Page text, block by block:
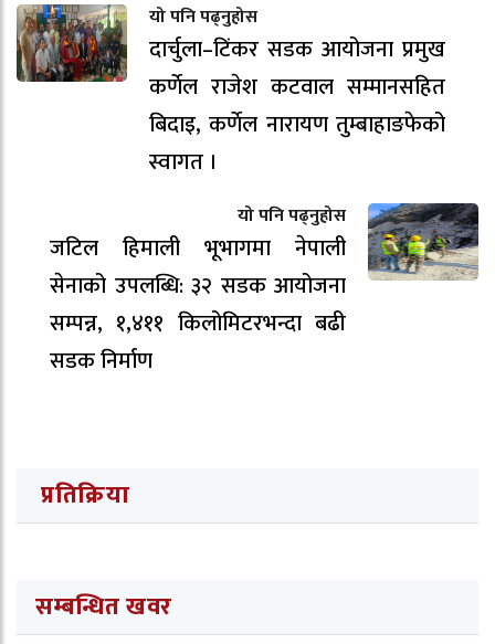
यो पनि पढ्नुहोस
दार्चुला–टिंकर सडक आयोजना प्रमुख
कर्णेल राजेश कटवाल सम्मानसहित
बिदाइ, कर्णेल नारायण तुम्बाहाङफेको
स्वागत ।
यो पनि पढ्नुहोस
जटिल हिमाली भूभागमा नेपाली
सेनाको उपलब्धि: ३२ सडक आयोजना
सम्पन्न, १,४११ किलोमिटरभन्दा बढी
सडक निर्माण
प्रतिक्रिया
सम्बन्धित खवर